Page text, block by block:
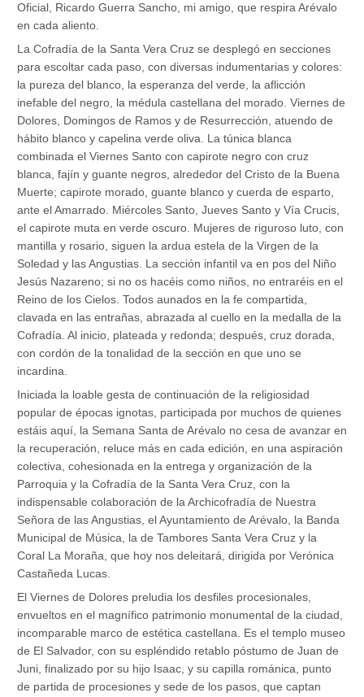
Oficial, Ricardo Guerra Sancho, mi amigo, que respira Arévalo
en cada aliento.
La Cofradía de la Santa Vera Cruz se desplegó en secciones
para escoltar cada paso, con diversas indumentarias y colores:
la pureza del blanco, la esperanza del verde, la aflicción
inefable del negro, la médula castellana del morado. Viernes de
Dolores, Domingos de Ramos y de Resurrección, atuendo de
hábito blanco y capelina verde oliva. La túnica blanca
combinada el Viernes Santo con capirote negro con cruz
blanca, fajín y guante negros, alrededor del Cristo de la Buena
Muerte; capirote morado, guante blanco y cuerda de esparto,
ante el Amarrado. Miércoles Santo, Jueves Santo y Vía Crucis,
el capirote muta en verde oscuro. Mujeres de riguroso luto, con
mantilla y rosario, siguen la ardua estela de la Virgen de la
Soledad y las Angustias. La sección infantil va en pos del Niño
Jesús Nazareno; si no os hacéis como niños, no entraréis en el
Reino de los Cielos. Todos aunados en la fe compartida,
clavada en las entrañas, abrazada al cuello en la medalla de la
Cofradía. Al inicio, plateada y redonda; después, cruz dorada,
con cordón de la tonalidad de la sección en que uno se
incardina.
Iniciada la loable gesta de continuación de la religiosidad
popular de épocas ignotas, participada por muchos de quienes
estáis aquí, la Semana Santa de Arévalo no cesa de avanzar en
la recuperación, reluce más en cada edición, en una aspiración
colectiva, cohesionada en la entrega y organización de la
Parroquia y la Cofradía de la Santa Vera Cruz, con la
indispensable colaboración de la Archicofradía de Nuestra
Señora de las Angustias, el Ayuntamiento de Arévalo, la Banda
Municipal de Música, la de Tambores Santa Vera Cruz y la
Coral La Moraña, que hoy nos deleitará, dirigida por Verónica
Castañeda Lucas.
El Viernes de Dolores preludia los desfiles procesionales,
envueltos en el magnífico patrimonio monumental de la ciudad,
incomparable marco de estética castellana. Es el templo museo
de El Salvador, con su espléndido retablo póstumo de Juan de
Juni, finalizado por su hijo Isaac, y su capilla románica, punto
de partida de procesiones y sede de los pasos, que captan